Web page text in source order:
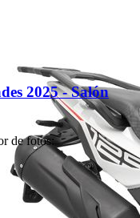
2025 - Salón
de fotos: